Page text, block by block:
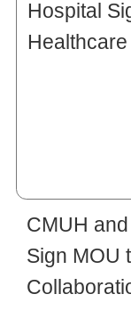
CMUH
Sign MOU